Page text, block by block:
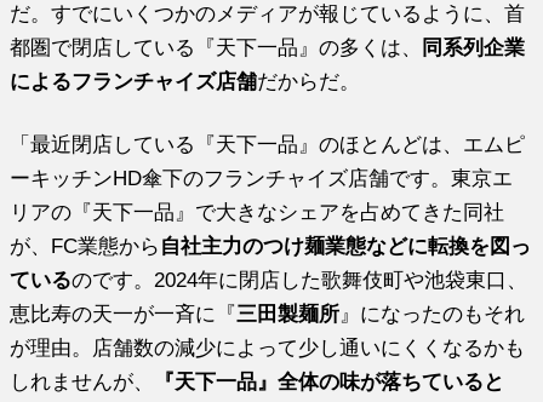
だ。すでにいくつかのメディアが報じているように、首
都圏で閉店している『天下一品』の多くは、
同系列企業
によるフランチャイズ店舗だからだ。
「最近閉店している『天下一品』のほとんどは、エムピ
ーキッチンHD傘下のフランチャイズ店舗です。東京エ
リアの『天下一品』で大きなシェアを占めてきた同社
が、FC業態から 自社主力のつけ麺業態などに転換を図っ
ているのです。2024年に閉店した歌舞伎町や池袋東口、
恵比寿の天一が一斉に『三田製麺所 』になったのもそれ
が理由。店舗数の減少によって少し通いにくくなるかも
しれませんが、
『天下一品』全体の味が落ちていると